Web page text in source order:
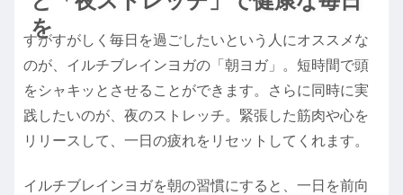
を
すがすがしく毎日を過ごしたいという人にオススメな
のが、イルチブレインヨガの「朝ヨガ」。短時間で頭
をシャキッとさせることができます。さらに同時に実
践したいのが、夜のストレッチ。緊張した筋肉や心を
リリースして、一日の疲れをリセットしてくれます。
イルチブレインヨガを朝の習慣にすると、一日を前向